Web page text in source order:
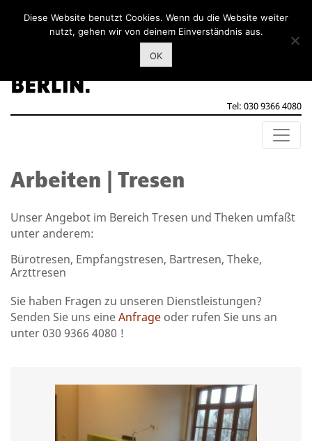
Tel: 030 9366 4080
Arbeiten | Tresen
Unser Angebot im Bereich Tresen und Theken umfaßt
unter anderem:
Bürotresen, Empfangstresen, Bartresen, Theke,
Arzttresen
Sie haben Fragen zu unseren Dienstleistungen?
Senden Sie uns eineAnfrage oder rufen Sie uns an
unter 030 9366 4080 !
Diese Website benutzt Cookies. Wenn du die Website weiter
nutzt, gehen wir von deinem Einverständnis aus.
OK